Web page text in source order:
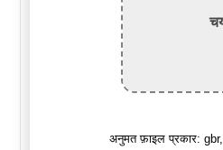
अनुमत फ़ाइल प्रकार: